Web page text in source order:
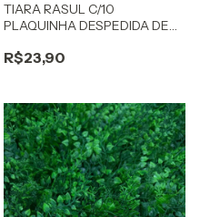
TIARA RASUL C/10
PLAQUINHA DESPEDIDA DE
R$23,90